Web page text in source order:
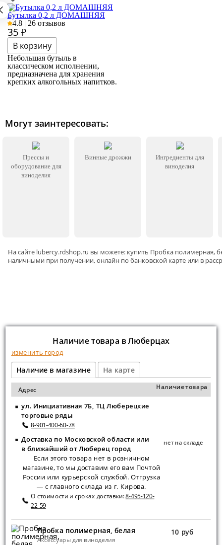
Бутылка 0,2 л ДОМАШНЯЯ
4.8 | 26 отзывов
35₽
Небольшая бутыль в
классическом исполнении,
предназначена для хранения
крепких алкогольных напитков.
Могут заинтересовать:
Прессы и
оборудование для
виноделия
Винные дрожжи
Ингредиенты для
виноделия
На сайте lubercy.rdshop.ru вы можете: купить Пробка полимерная,
наличными при получении, онлайн по банковской карте или в
Наличие товара в Люберцах
изменить город
Наличие в магазине На карте
Адрес Наличие товара
ул. Инициативная 7Б, ТЦ Люберецкие
торговые ряды
8-901-400-60-78
Доставка по Московской области или
в ближайший от Люберец город
Если этого товара нет в розничном
магазине, то мы доставим его вам Почтой
России или курьерской службой. Отгрузка
— с главного склада из г. Кирова.
О стоимости и сроках доставки:8-495-120-
22-59
нет на складе
Пробка полимерная, белая
Аксессуары для виноделия
10 руб